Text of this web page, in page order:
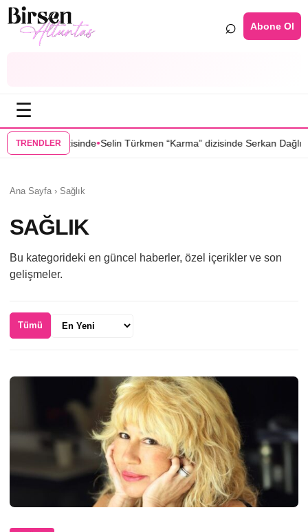
⌕ Abone Ol
☰
TRENDLER
Yer” dizisinde•Selin Türkmen “Karma” dizisinde Serkan
Ana Sayfa › Sağlık
SAĞLIK
Bu kategorideki en güncel haberler, özel içerikler ve son
gelişmeler.
Tümü Sıralama